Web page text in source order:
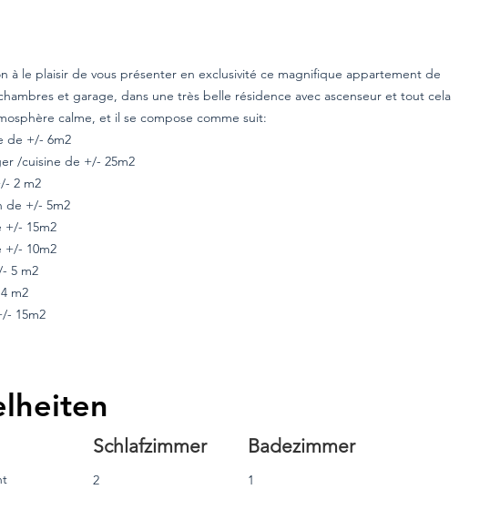
à le plaisir de vous présenter en exclusivité ce magnifique appartement de
et garage, dans une très belle résidence avec ascenseur et tout cela
calme, et il se compose comme suit:
de +/- 6m2
/cuisine de +/- 25m2
2 m2
de +/- 5m2
+/- 15m2
+/- 10m2
5 m2
m2
15m2
Schlafzimmer Badezimmer
2 1